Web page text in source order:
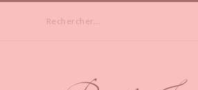
Rechercher...